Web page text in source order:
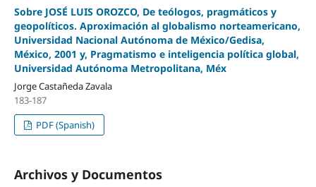
Sobre JOSÉ LUIS OROZCO, De teólogos, pragmáticos y
geopolíticos. Aproximación al globalismo norteamericano,
Universidad Nacional Autónoma de México/Gedisa,
México, 2001 y, Pragmatismo e inteligencia política global,
Universidad Autónoma Metropolitana, Méx
Jorge Castañeda Zavala
183-187
PDF (Spanish)
Archivos y Documentos